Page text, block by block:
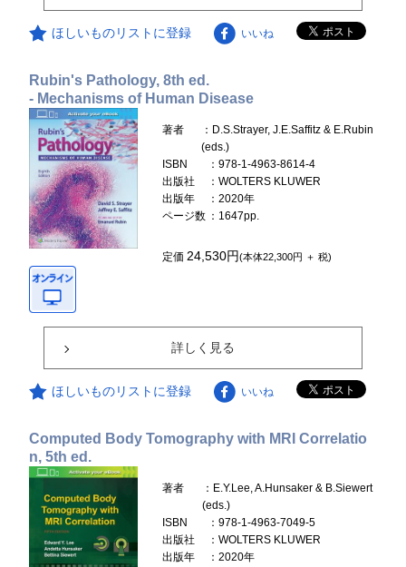
ほしいものリストに登録 いいね
Rubin's Pathology, 8th ed.
- Mechanisms of Human Disease
著者
：D.S.Strayer, J.E.Saffitz & E.Rubin
(eds.)
ISBN
：978-1-4963-8614-4
出版社
：WOLTERS KLUWER
出版年
：2020年
ページ数 ：1647pp.
定価24,530円(本体22,300円 ＋ 税)
詳しく見る
ほしいものリストに登録 いいね
Computed Body Tomography with MRI Correlatio
n, 5th ed.
著者
：E.Y.Lee, A.Hunsaker & B.Siewert
(eds.)
ISBN
：978-1-4963-7049-5
出版社
：WOLTERS KLUWER
出版年
：2020年